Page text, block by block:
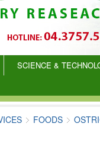
SCIENCE &
FOODS